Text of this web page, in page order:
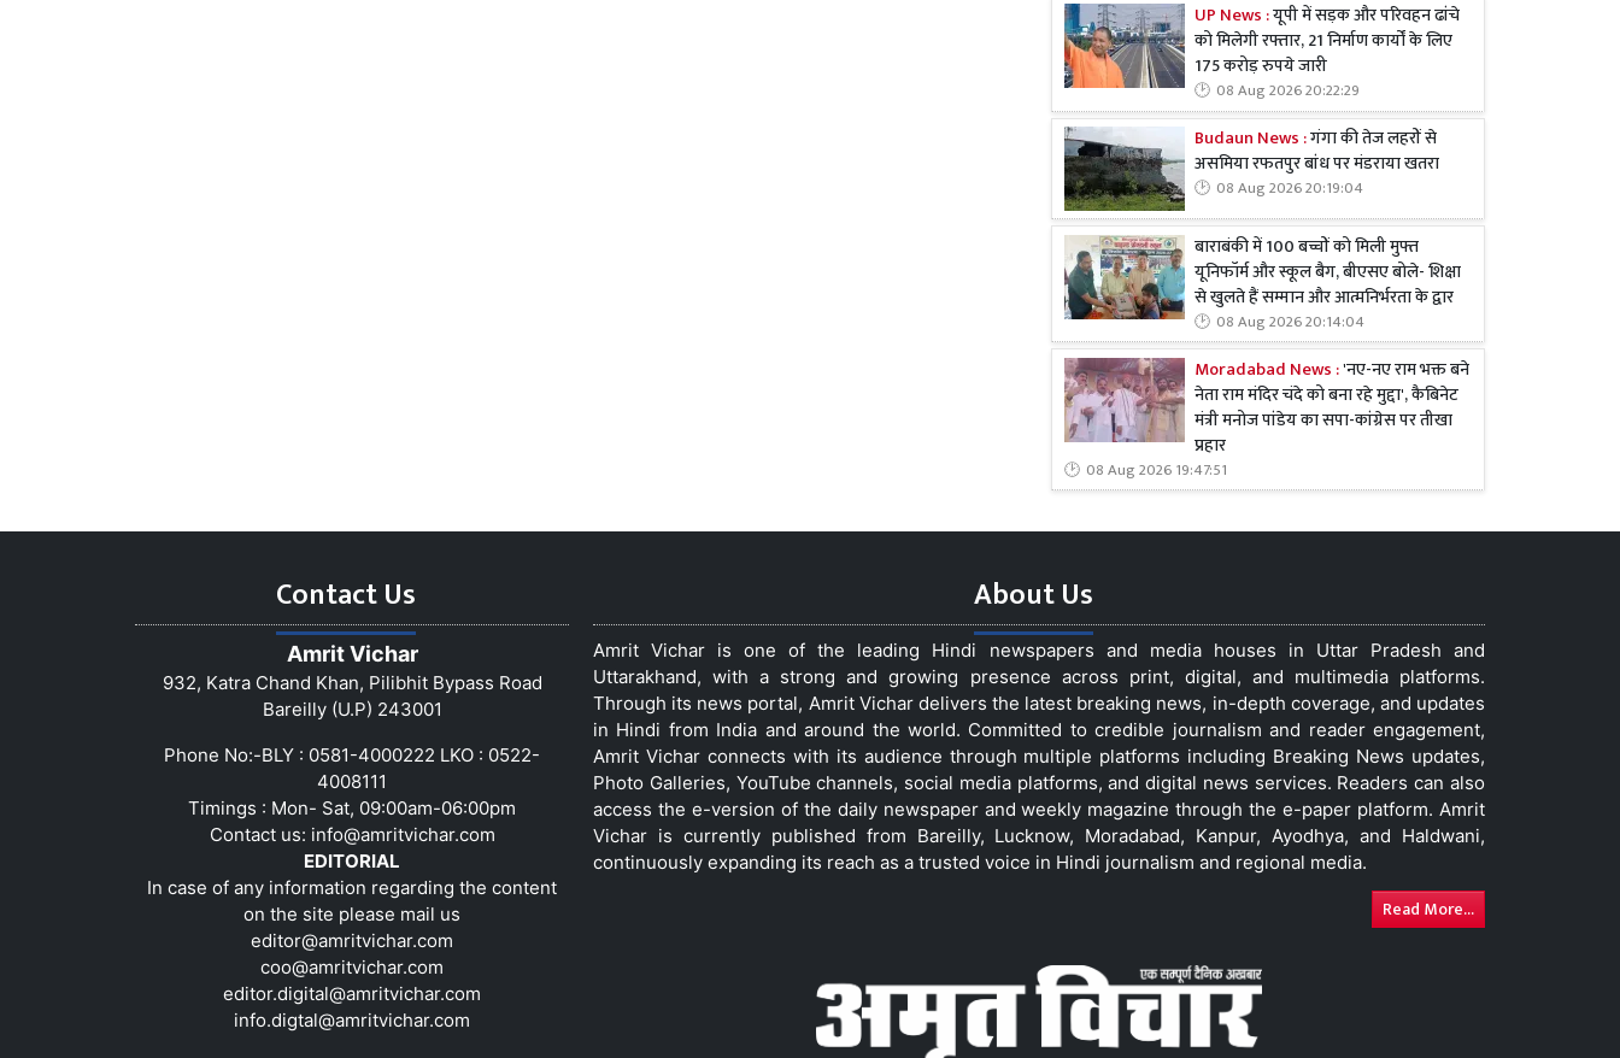
UP News :यूपी में सड़क और परिवहन ढांचे
को मिलेगी रफ्तार, 21 निर्माण कार्यों के लिए
175 करोड़ रुपये जारी
08 Aug 2026 20:22:29
Budaun News :गंगा की तेज लहरों से
असमिया रफतपुर बांध पर मंडराया खतरा
08 Aug 2026 20:19:04
बाराबंकी में 100 बच्चों को मिली मुफ्त
यूनिफॉर्म और स्कूल बैग, बीएसए बोले- शिक्षा
से खुलते हैं सम्मान और आत्मनिर्भरता के द्वार
08 Aug 2026 20:14:04
Moradabad News :'नए-नए राम भक्त बने
नेता राम मंदिर चंदे को बना रहे मुद्दा', कैबिनेट
मंत्री मनोज पांडेय का सपा-कांग्रेस पर तीखा
प्रहार
08 Aug 2026 19:47:51
Contact Us
Amrit Vichar
932, Katra Chand Khan, Pilibhit Bypass Road
Bareilly (U.P) 243001
Phone No:-BLY : 0581-4000222 LKO : 0522-
4008111
Timings : Mon- Sat, 09:00am-06:00pm
Contact us: info@amritvichar.com
EDITORIAL
In case of any information regarding the content
on the site please mail us
editor@amritvichar.com
coo@amritvichar.com
editor.digital@amritvichar.com
info.digtal@amritvichar.com
About Us
Amrit Vichar is one of the leading Hindi newspapers and media houses in Uttar Pradesh and
Uttarakhand, with a strong and growing presence across print, digital, and multimedia platforms.
Through its news portal, Amrit Vichar delivers the latest breaking news, in-depth coverage, and updates
in Hindi from India and around the world. Committed to credible journalism and reader engagement,
Amrit Vichar connects with its audience through multiple platforms including Breaking News updates,
Photo Galleries, YouTube channels, social media platforms, and digital news services. Readers can also
access the e-version of the daily newspaper and weekly magazine through the e-paper platform. Amrit
Vichar is currently published from Bareilly, Lucknow, Moradabad, Kanpur, Ayodhya, and Haldwani,
continuously expanding its reach as a trusted voice in Hindi journalism and regional media.
Read More...